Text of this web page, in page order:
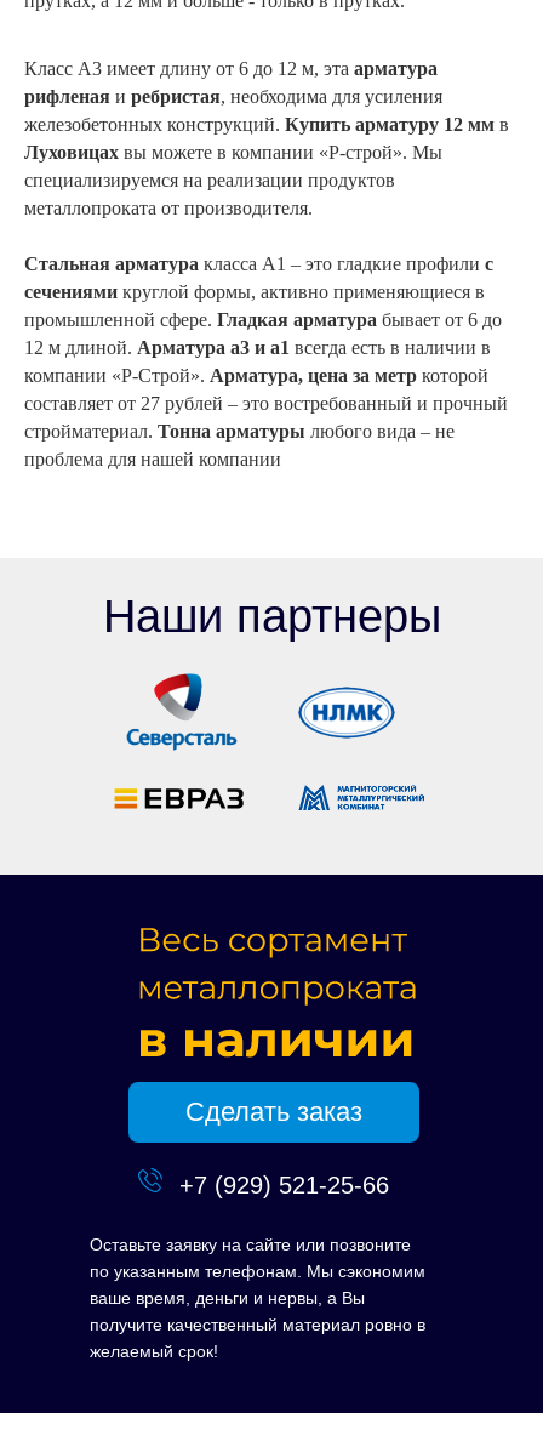
Класс А3 имеет длину от 6 до 12 м, эта арматура
рифленая и ребристая, необходима для усиления
железобетонных конструкций. Купить арматуру 12 мм в
Луховицах вы можете в компании «Р-строй». Мы
специализируемся на реализации продуктов
металлопроката от производителя.
Стальная арматура класса А1 – это гладкие профили с
сечениями круглой формы, активно применяющиеся в
промышленной сфере. Гладкая арматура бывает от 6 до
12 м длиной. Арматура а3 и а1 всегда есть в наличии в
компании «Р-Строй». Арматура, цена за метр которой
составляет от 27 рублей – это востребованный и прочный
стройматериал. Тонна арматуры любого вида – не
проблема для нашей компании
Оставьте заявку на сайте или позвоните
по указанным телефонам. Мы сэкономим
ваше время, деньги и нервы, а Вы
получите качественный материал ровно в
желаемый срок!
Наши партнеры
Сделать заказ
+7 (929) 521-25-66